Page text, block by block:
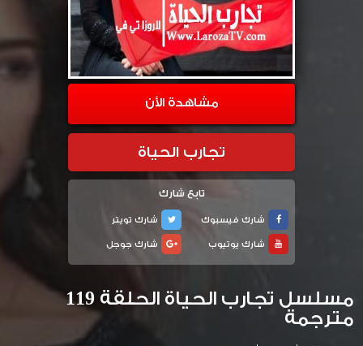
مشاهدة الأن
تجارب الحياة
تابع شارك
شارك فيسبوك
شارك تويتر
شارك يوتيوب
شارك جوجل
مسلسل تجارب الحياة الحلقة 119
مترجمة